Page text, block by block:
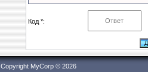
Код *:
Copyright MyCorp © 2026